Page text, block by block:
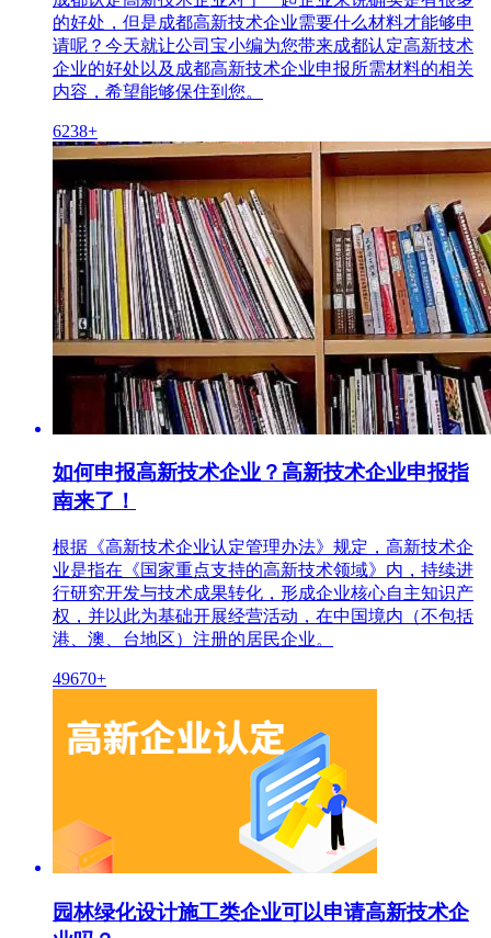
的好处，但是成都高新技术企业需要什么材料才能够申
请呢？今天就让公司宝小编为您带来成都认定高新技术
企业的好处以及成都高新技术企业申报所需材料的相关
内容，希望能够保住到您。
6238+
如何申报高新技术企业？高新技术企业申报指
南来了！
根据《高新技术企业认定管理办法》规定，高新技术企
业是指在《国家重点支持的高新技术领域》内，持续进
行研究开发与技术成果转化，形成企业核心自主知识产
权，并以此为基础开展经营活动，在中国境内（不包括
港、澳、台地区）注册的居民企业。
49670+
园林绿化设计施工类企业可以申请高新技术企